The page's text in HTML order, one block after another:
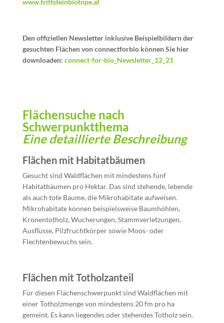
www.trittsteinbiotope.at
Den offiziellen Newsletter inklusive Beispielbildern der
gesuchten Flächen von connectforbio können Sie hier
downloaden: connect-for-bio_Newsletter_12_21
Flächensuche nach
Schwerpunktthema
Eine detaillierte Beschreibung
Flächen mit Habitatbäumen
Gesucht sind Waldflächen mit mindestens fünf
Habitatbäumen pro Hektar. Das sind stehende, lebende
als auch tote Bäume, die Mikrohabitate aufweisen.
Mikrohabitate können beispielsweise Baumhöhlen,
Kronentotholz, Wucherungen, Stammverletzungen,
Ausflüsse, Pilzfruchtkörper sowie Moos- oder
Flechtenbewuchs sein.
Flächen mit Totholzanteil
Für diesen Flächenschwerpunkt sind Waldflächen mit
einer Totholzmenge von mindestens 20 fm pro ha
gemeint. Es kann liegendes oder stehendes Totholz sein.